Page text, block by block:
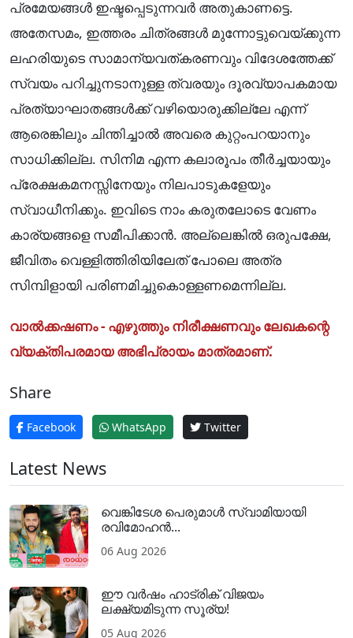
പ്രമേയങ്ങൾ ഇഷ്ടപ്പെടുന്നവര്‍ അതുകാണട്ടെ.
അതേസമം, ഇത്തരം ചിത്രങ്ങൾ മുന്നോട്ടുവെയ്ക്കുന്ന
ലഹരിയുടെ സാമാന്യവത്കരണവും വിദേശത്തേക്ക്
സ്വയം പറിച്ചുനടാനുള്ള ത്വരയും ദൂരവ്യാപകമായ
പ്രത്യാഘാതങ്ങൾക്ക് വഴിയൊരുക്കില്ലേ എന്ന്
ആരെങ്കിലും ചിന്തിച്ചാൽ അവരെ കുറ്റംപറയാനും
സാധിക്കില്ല. സിനിമ എന്ന കലാരൂപം തീര്‍ച്ചയായും
പ്രേക്ഷകമനസ്സിനേയും നിലപാടുകളേയും
സ്വാധീനിക്കും. ഇവിടെ നാം കരുതലോടെ വേണം
കാര്യങ്ങളെ സമീപിക്കാൻ. അല്ലെങ്കിൽ ഒരുപക്ഷേ,
ജീവിതം വെള്ളിത്തിരിയിലേത് പോലെ അത്ര
സിമ്പിളായി പരിണമിച്ചുകൊള്ളണമെന്നില്ല.
വാൽക്കഷണം - എഴുത്തും നിരീക്ഷണവും ലേഖകന്റെ
വ്യക്തിപരമായ അഭിപ്രായം മാത്രമാണ്.
Share
Facebook WhatsApp Twitter
Latest News
വെങ്കിടേശ പെരുമാൾ സ്വാമിയായി
രവിമോഹൻ...
06 Aug 2026
ഈ വർഷം ഹാട്രിക് വിജയം
ലക്ഷ്യമിടുന്ന സൂര്യ!
05 Aug 2026